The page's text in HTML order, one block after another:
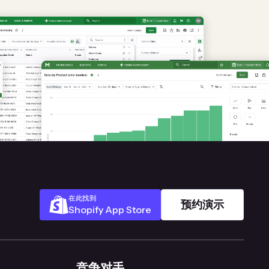
在此找到
Shopify App Store 预约演示